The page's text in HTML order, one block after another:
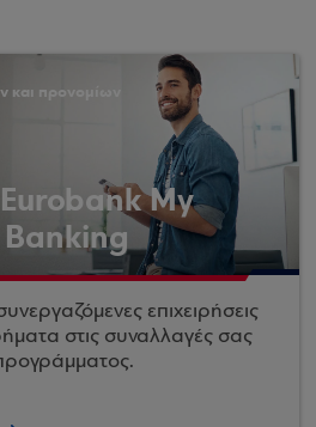
προνομίων
Eurobank My
επιχειρήσεις
στις συναλλαγές σας